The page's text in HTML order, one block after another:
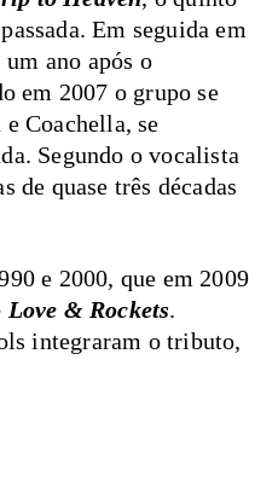
Em seguida em
um ano após o
em 2007 o grupo se
Coachella, se
Segundo o vocalista
de quase três décadas
e 2000, que em 2009
& Rockets.
integraram o tributo,